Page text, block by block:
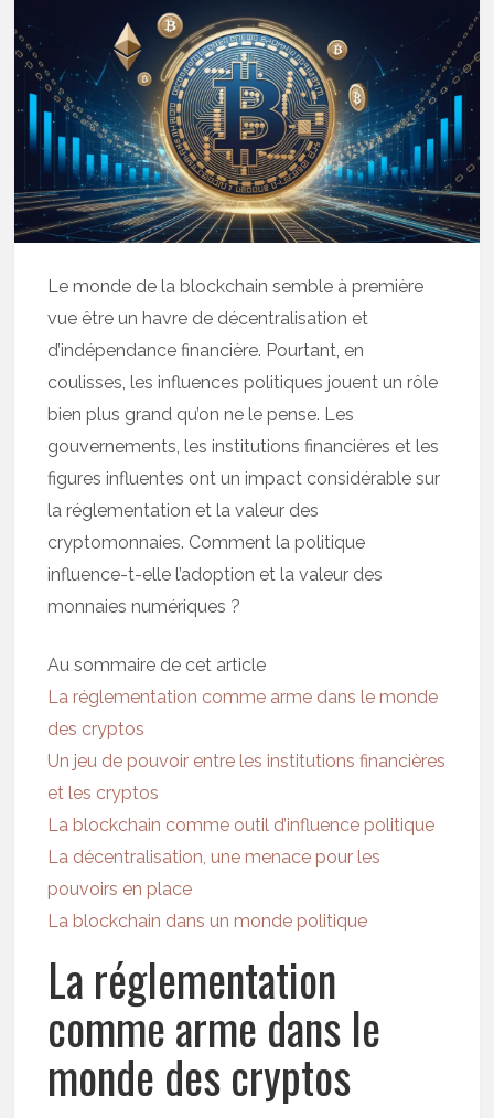
Le monde de la blockchain semble à première
vue être un havre de décentralisation et
d’indépendance financière. Pourtant, en
coulisses, les influences politiques jouent un rôle
bien plus grand qu’on ne le pense. Les
gouvernements, les institutions financières et les
figures influentes ont un impact considérable sur
la réglementation et la valeur des
cryptomonnaies. Comment la politique
influence-t-elle l’adoption et la valeur des
monnaies numériques ?
Au sommaire de cet article
La réglementation comme arme dans le monde
des cryptos
Un jeu de pouvoir entre les institutions financières
et les cryptos
La blockchain comme outil d’influence politique
La décentralisation, une menace pour les
pouvoirs en place
La blockchain dans un monde politique
La réglementation
comme arme dans le
monde des cryptos